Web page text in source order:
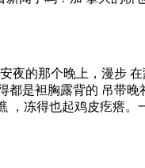
的那个晚上，漫步
都是袒胸露背的 吊带
冻得也起鸡皮疙瘩